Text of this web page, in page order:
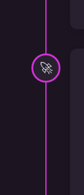
🚀